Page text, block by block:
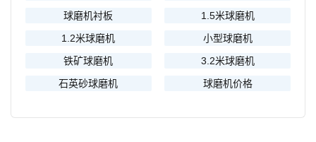
球磨机衬板
1.5米球磨机
1.2米球磨机
小型球磨机
铁矿球磨机
3.2米球磨机
石英砂球磨机
球磨机价格